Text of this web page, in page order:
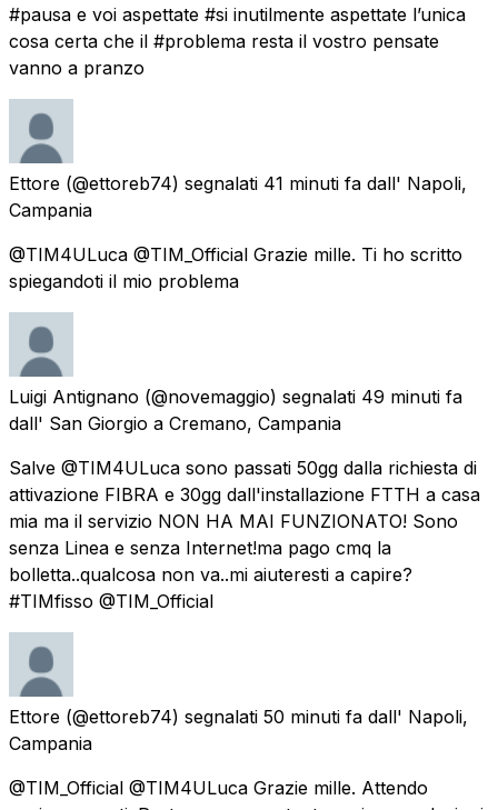
#pausa e voi aspettate #si inutilmente aspettate l’unica
cosa certa che il #problema resta il vostro pensate
vanno a pranzo
Ettore (@ettoreb74) segnalati 41 minuti fa dall' Napoli,
Campania
@TIM4ULuca @TIM_Official Grazie mille. Ti ho scritto
spiegandoti il mio problema
Luigi Antignano (@novemaggio) segnalati 49 minuti fa
dall' San Giorgio a Cremano, Campania
Salve @TIM4ULuca sono passati 50gg dalla richiesta di
attivazione FIBRA e 30gg dall'installazione FTTH a casa
mia ma il servizio NON HA MAI FUNZIONATO! Sono
senza Linea e senza Internet!ma pago cmq la
bolletta..qualcosa non va..mi aiuteresti a capire?
#TIMfisso @TIM_Official
Ettore (@ettoreb74) segnalati 50 minuti fa dall' Napoli,
Campania
@TIM_Official @TIM4ULuca Grazie mille. Attendo